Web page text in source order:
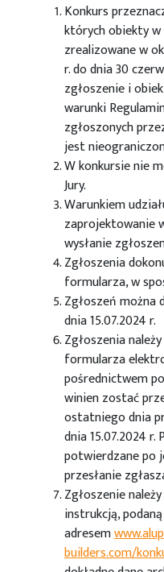
Konkurs
których obiekty
zrealizowane w
r. do dnia 30
zgłoszenie i
warunki
zgłoszonych
jest
W konkursie nie
Jury.
Warunkiem
zaprojektowanie
wysłanie
Zgłoszenia
formularza, w
Zgłoszeń można
dnia 15.07.2024 r.
Zgłoszenia
formularza
pośrednictwem
winien zostać
ostatniego dnia
dnia 15.07.2024
potwierdzane po
przesłanie
Zgłoszenie
instrukcją,
adresem
builders.com/